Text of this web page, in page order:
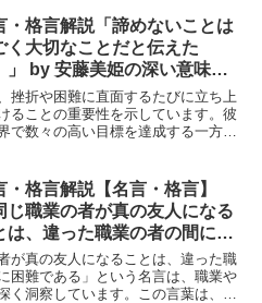
・格言解説「諦めないことは
く大切なことだと伝えた
」 by 安藤美姫の深い意味と
れる教訓
挫折や困難に直面するたびに立ち上
ることの重要性を示しています。彼
で数々の高い目標を達成する一方
・格言解説【名言・格言】
じ職業の者が真の友人になる
は、違った職業の者の間にお
よりも遥かに困難である」by
清の深い意味と得られる教訓
が真の友人になることは、違った職
困難である」という名言は、職業や
洞察しています。この言葉は、同